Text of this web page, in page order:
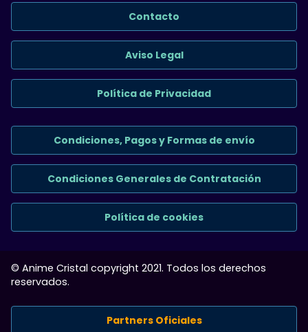
Contacto
Aviso Legal
Política de Privacidad
Condiciones, Pagos y Formas de envío
Condiciones Generales de Contratación
Política de cookies
© Anime Cristal copyright 2021. Todos los derechos
reservados.
Partners Oficiales